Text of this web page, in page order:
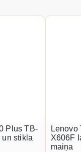
Plus TB-
stikla
Lenovo
X606F
maiņa